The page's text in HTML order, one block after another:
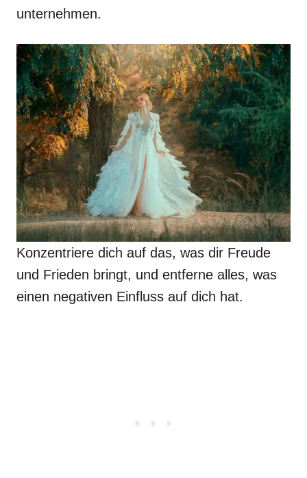
unternehmen.
Konzentriere dich auf das, was dir Freude
und Frieden bringt, und entferne alles, was
einen negativen Einfluss auf dich hat.